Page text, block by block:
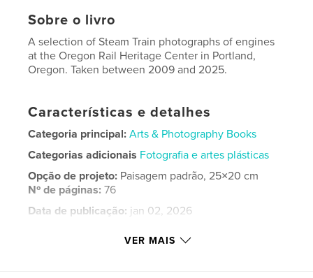
Sobre o livro
A selection of Steam Train photographs of engines
at the Oregon Rail Heritage Center in Portland,
Oregon. Taken between 2009 and 2025.
Características e detalhes
Categoria principal: Arts & Photography Books
Categorias adicionais Fotografia e artes plásticas
Opção de projeto: Paisagem padrão, 25×20 cm
Nº de páginas:76
Data de publicação: jan 02, 2026
VER MAIS